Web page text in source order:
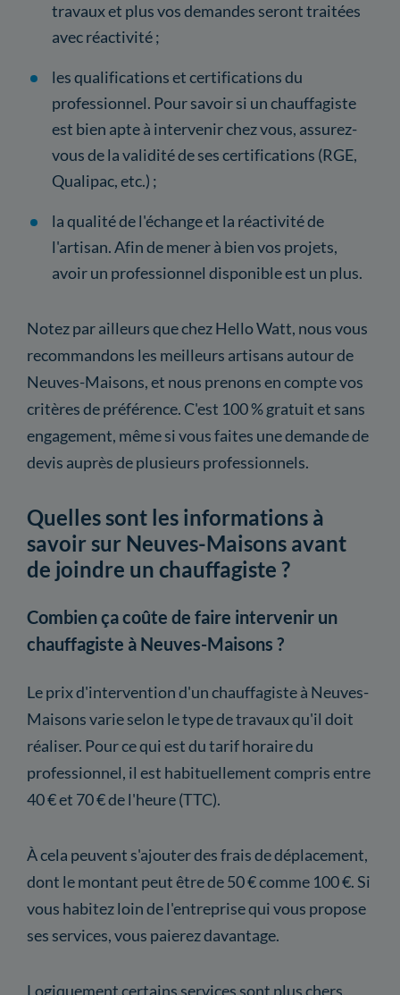
travaux et plus vos demandes seront traitées
avec réactivité ;
les qualifications et certifications du
professionnel. Pour savoir si un chauffagiste
est bien apte à intervenir chez vous, assurez-
vous de la validité de ses certifications (RGE,
Qualipac, etc.) ;
la qualité de l'échange et la réactivité de
l'artisan. Afin de mener à bien vos projets,
avoir un professionnel disponible est un plus.
Notez par ailleurs que chez Hello Watt, nous vous
recommandons les meilleurs artisans autour de
Neuves-Maisons, et nous prenons en compte vos
critères de préférence. C'est 100 % gratuit et sans
engagement, même si vous faites une demande de
devis auprès de plusieurs professionnels.
Quelles sont les informations à
savoir sur Neuves-Maisons avant
de joindre un chauffagiste ?
Combien ça coûte de faire intervenir un
chauffagiste à Neuves-Maisons ?
Le prix d'intervention d'un chauffagiste à Neuves-
Maisons varie selon le type de travaux qu'il doit
réaliser. Pour ce qui est du tarif horaire du
professionnel, il est habituellement compris entre
40 € et 70 € de l'heure (TTC).
À cela peuvent s'ajouter des frais de déplacement,
dont le montant peut être de 50 € comme 100 €. Si
vous habitez loin de l'entreprise qui vous propose
ses services, vous paierez davantage.
Logiquement certains services sont plus chers,